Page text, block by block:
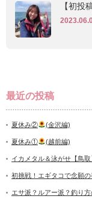
【初投
最近の投稿
夏休み② (金沢編)
夏休み① (越前編)
イカメタル＆泳がせ【鳥取
初挑戦！エギタコで念願
エサ派？ルアー派？釣り